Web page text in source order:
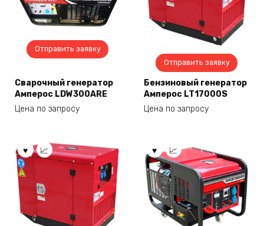
Отправить заявку
Сварочный генератор
Амперос LDW300ARE
Цена по запросу
Отправить заявку
Бензиновый генератор
Амперос LT17000S
Цена по запросу